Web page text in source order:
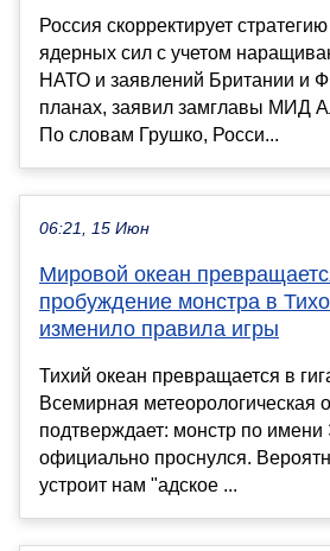
Россия скорректирует
ядерных сил с учетом
НАТО и заявлений Британии и
планах, заявил замглавы МИД
По словам Грушко, Росси...
06:21, 15 Июн
Мировой океан
пробуждение монстра в
изменило правила игры
Тихий океан превращается в
Всемирная метеорологическая
подтверждает: монстр по
официально проснулся.
устроит нам "адское ...